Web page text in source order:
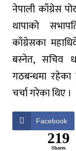
नेपाली काँग्रेस
थापाको
काँग्रेसका
बस्नेत, सचिव
गठबन्धमा
चर्चा गरेका थिए ।
Facebook
219
Shares